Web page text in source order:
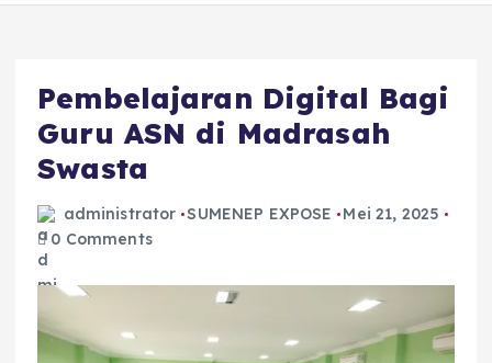
Pembelajaran Digital Bagi
Guru ASN di Madrasah
Swasta
administrator SUMENEP EXPOSE
Mei 21, 2025
0 Comments